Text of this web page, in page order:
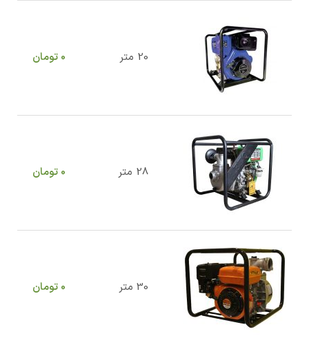
20 متر 0 تومان
28 متر 0 تومان
30 متر 0 تومان